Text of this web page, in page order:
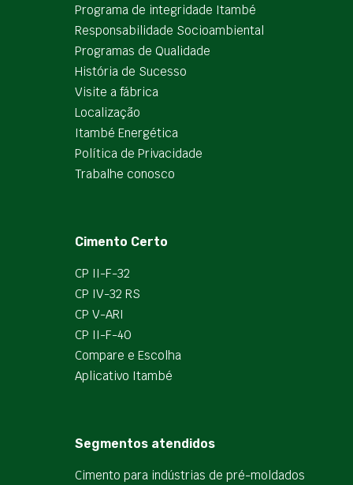
Programa de integridade Itambé
Responsabilidade Socioambiental
Programas de Qualidade
História de Sucesso
Visite a fábrica
Localização
Itambé Energética
Política de Privacidade
Trabalhe conosco
Cimento Certo
CP II-F-32
CP IV-32 RS
CP V-ARI
CP II-F-40
Compare e Escolha
Aplicativo Itambé
Segmentos atendidos
Cimento para indústrias de pré-moldados